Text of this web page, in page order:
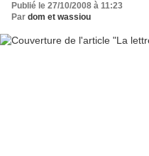
Publié le 27/10/2008 à 11:23
Par dom et wassiou